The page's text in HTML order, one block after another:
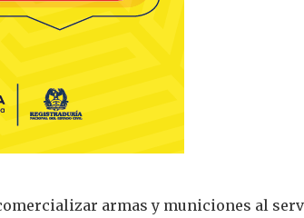
armas y municiones al